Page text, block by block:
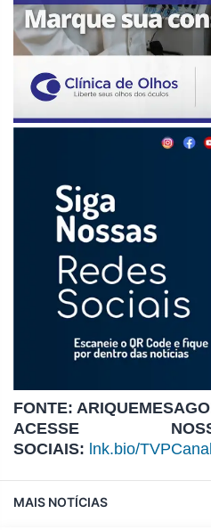
FONTE:
ACESSE
SOCIAIS: lnk.bio/
MAIS NOTÍCIAS